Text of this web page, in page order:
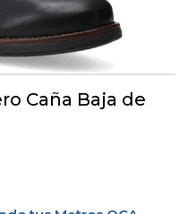
Caña Baja de